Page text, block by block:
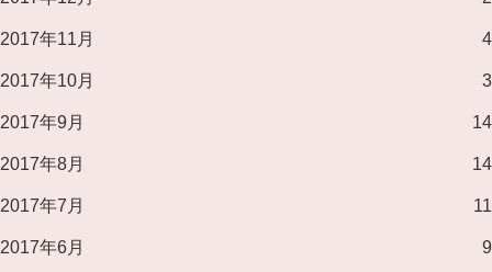
2017年11月 4
2017年10月 3
2017年9月 14
2017年8月 14
2017年7月 11
2017年6月 9